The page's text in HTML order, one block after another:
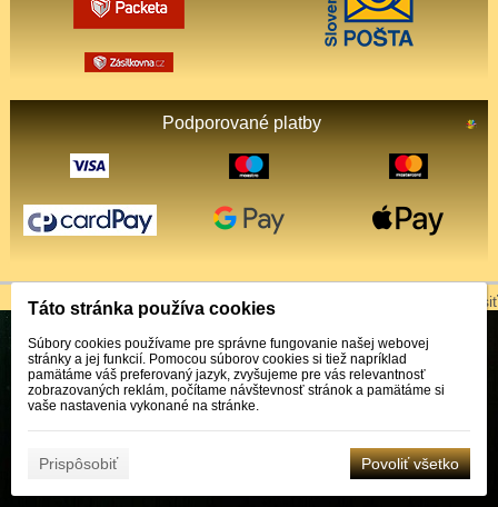
Podporované platby
© 2026 WEXBO | Prihlásiť
Táto stránka používa cookies
Súbory cookies používame pre správne fungovanie našej webovej
stránky a jej funkcií. Pomocou súborov cookies si tiež napríklad
pamätáme váš preferovaný jazyk, zvyšujeme pre vás relevantnosť
zobrazovaných reklám, počítame návštevnosť stránok a pamätáme si
vaše nastavenia vykonané na stránke.
Prispôsobiť Povoliť všetko